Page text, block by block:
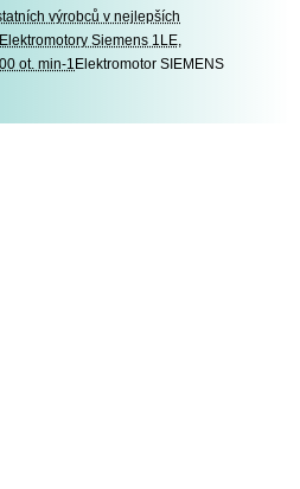
výrobců v nejlepších
Elektromotory Siemens 1LE,
ot. min-1 Elektromotor SIEMENS